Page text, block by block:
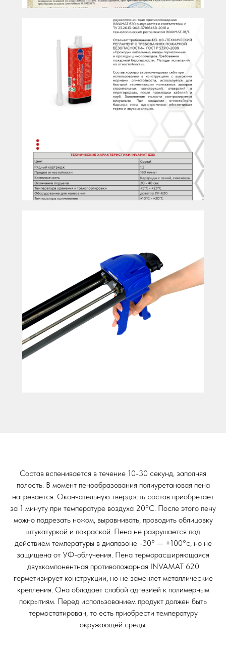
Состав вспенивается в течение 10-30 секунд, заполняя
полость. В момент пенообразования полиуретановая пена
нагревается. Окончательную твердость состав приобретает
за 1 минуту при температуре воздуха 20°C. После этого пену
можно подрезать ножом, выравнивать, проводить облицовку
штукатуркой и покраской. Пена не разрушается под
действием температуры в диапазоне -30° — +100°с, но не
защищена от УФ-облучения. Пена терморасширяющаяся
двухкомпонентная противопожарная INVAMAT 620
герметизирует конструкции, но не заменяет металлические
крепления. Она обладает слабой адгезией к полимерным
покрытиям. Перед использованием продукт должен быть
термостатирован, то есть приобрести температуру
окружающей среды.